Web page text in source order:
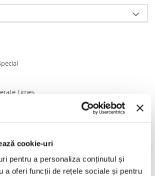
cookie-uri
pentru a personaliza conținutul și
a oferi funcții de rețele sociale și pentru
Times
Soundtrack
(NM or M-)
Good Plus (VG+)